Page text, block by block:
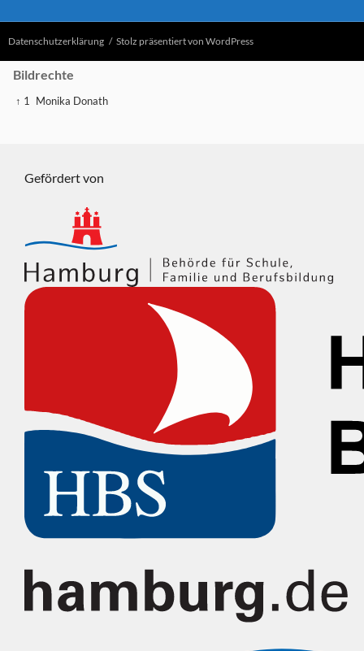
Datenschutzerklärung Stolz präsentiert von WordPress
Bildrechte
↑ 1 Monika Donath
Gefördert von